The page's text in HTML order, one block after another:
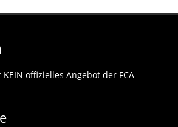
offizielles Angebot der FCA